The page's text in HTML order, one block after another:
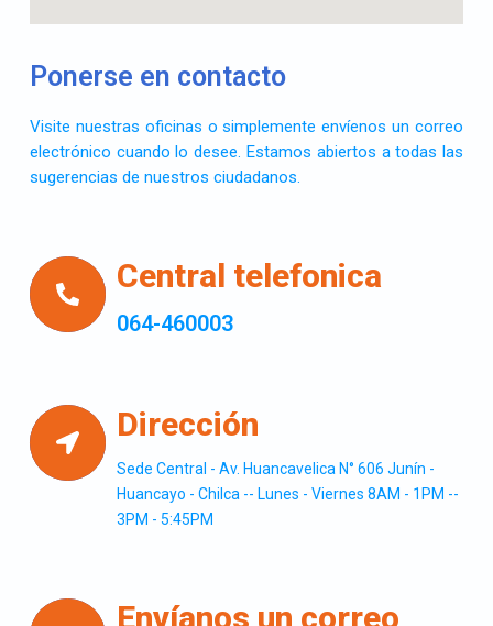
Ponerse en contacto
Visite nuestras oficinas o simplemente envíenos un correo
electrónico cuando lo desee. Estamos abiertos a todas las
sugerencias de nuestros ciudadanos.
Central telefonica
064-460003
Dirección
Sede Central - Av. Huancavelica N° 606 Junín -
Huancayo - Chilca -- Lunes - Viernes 8AM - 1PM --
3PM - 5:45PM
Envíanos un correo